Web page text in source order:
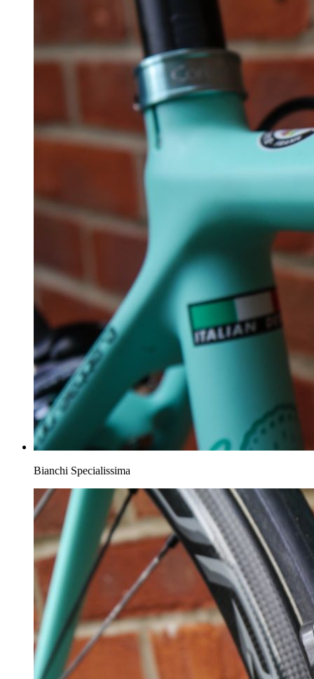
Bianchi Specialissima